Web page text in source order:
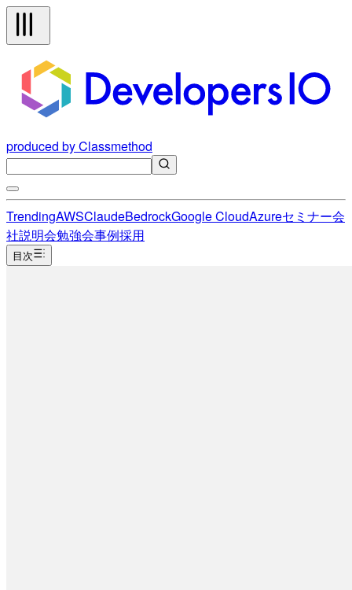
produced by Classmethod
TrendingAWSClaudeBedrockGoogle CloudAzureセミナー会
社説明会勉強会事例採用
目次